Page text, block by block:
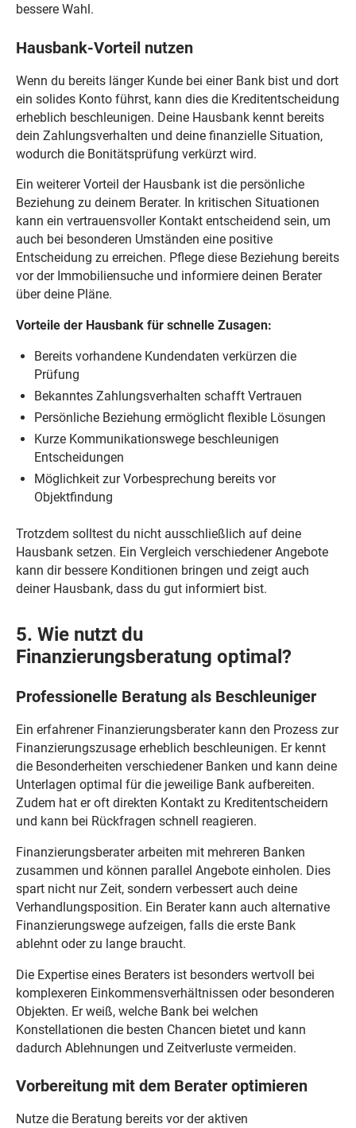
bessere Wahl.
Hausbank-Vorteil nutzen
Wenn du bereits länger Kunde bei einer Bank bist und dort
ein solides Konto führst, kann dies die Kreditentscheidung
erheblich beschleunigen. Deine Hausbank kennt bereits
dein Zahlungsverhalten und deine finanzielle Situation,
wodurch die Bonitätsprüfung verkürzt wird.
Ein weiterer Vorteil der Hausbank ist die persönliche
Beziehung zu deinem Berater. In kritischen Situationen
kann ein vertrauensvoller Kontakt entscheidend sein, um
auch bei besonderen Umständen eine positive
Entscheidung zu erreichen. Pflege diese Beziehung bereits
vor der Immobiliensuche und informiere deinen Berater
über deine Pläne.
Vorteile der Hausbank für schnelle Zusagen:
Bereits vorhandene Kundendaten verkürzen die
Prüfung
Bekanntes Zahlungsverhalten schafft Vertrauen
Persönliche Beziehung ermöglicht flexible Lösungen
Kurze Kommunikationswege beschleunigen
Entscheidungen
Möglichkeit zur Vorbesprechung bereits vor
Objektfindung
Trotzdem solltest du nicht ausschließlich auf deine
Hausbank setzen. Ein Vergleich verschiedener Angebote
kann dir bessere Konditionen bringen und zeigt auch
deiner Hausbank, dass du gut informiert bist.
5. Wie nutzt du
Finanzierungsberatung optimal?
Professionelle Beratung als Beschleuniger
Ein erfahrener Finanzierungsberater kann den Prozess zur
Finanzierungszusage erheblich beschleunigen. Er kennt
die Besonderheiten verschiedener Banken und kann deine
Unterlagen optimal für die jeweilige Bank aufbereiten.
Zudem hat er oft direkten Kontakt zu Kreditentscheidern
und kann bei Rückfragen schnell reagieren.
Finanzierungsberater arbeiten mit mehreren Banken
zusammen und können parallel Angebote einholen. Dies
spart nicht nur Zeit, sondern verbessert auch deine
Verhandlungsposition. Ein Berater kann auch alternative
Finanzierungswege aufzeigen, falls die erste Bank
ablehnt oder zu lange braucht.
Die Expertise eines Beraters ist besonders wertvoll bei
komplexeren Einkommensverhältnissen oder besonderen
Objekten. Er weiß, welche Bank bei welchen
Konstellationen die besten Chancen bietet und kann
dadurch Ablehnungen und Zeitverluste vermeiden.
Vorbereitung mit dem Berater optimieren
Nutze die Beratung bereits vor der aktiven